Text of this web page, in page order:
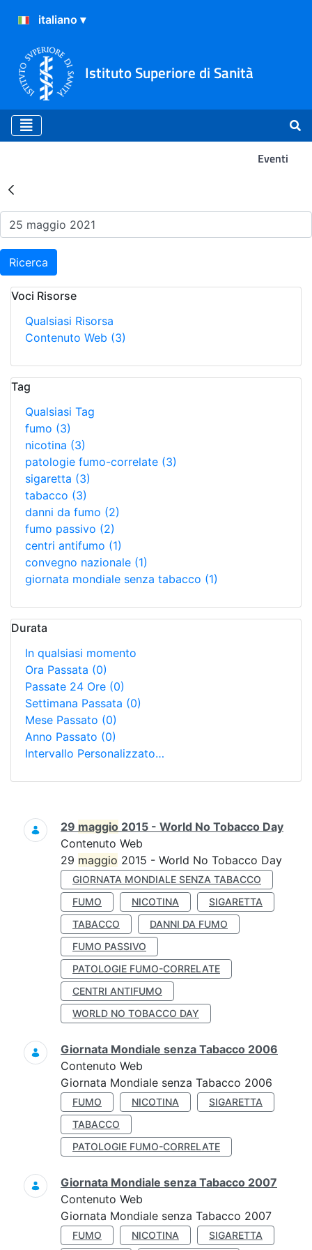
Istituto Superiore di Sanità
Eventi
Risultati della Ricerca -
Ricerca
Voci Risorse
Qualsiasi Risorsa
Contenuto Web (3)
Tag
Qualsiasi Tag
fumo (3)
nicotina (3)
patologie fumo-correlate (3)
sigaretta (3)
tabacco (3)
danni da fumo (2)
fumo passivo (2)
centri antifumo (1)
convegno nazionale (1)
giornata mondiale senza tabacco (1)
Durata
In qualsiasi momento
Ora Passata (0)
Passate 24 Ore (0)
Settimana Passata (0)
Mese Passato (0)
Anno Passato (0)
Intervallo Personalizzato…
Ricerca
29 maggio 2015 - World No Tobacco Day
Contenuto Web
29 maggio 2015 - World No Tobacco Day
GIORNATA MONDIALE SENZA TABACCO
FUMO
NICOTINA
SIGARETTA
TABACCO
DANNI DA FUMO
FUMO PASSIVO
PATOLOGIE FUMO-CORRELATE
CENTRI ANTIFUMO
WORLD NO TOBACCO DAY
Giornata Mondiale senza Tabacco 2006
Contenuto Web
Giornata Mondiale senza Tabacco 2006
FUMO NICOTINA
SIGARETTA
TABACCO
PATOLOGIE FUMO-CORRELATE
Giornata Mondiale senza Tabacco 2007
Contenuto Web
Giornata Mondiale senza Tabacco 2007
FUMO NICOTINA SIGARETTA